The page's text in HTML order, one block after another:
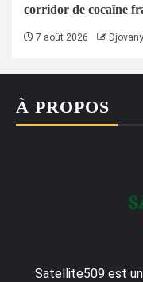
corridor de cocaïne
7 août 2026
À PROPOS
Satellite509 est